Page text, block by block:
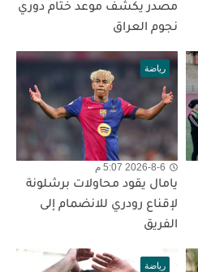
مصدر يكشف موعد ختام دوري
نجوم العراق
رياضة
2026-8-6 5:07 م
يامال يقود محاولات برشلونة
لإقناع رودري للانضمام إلى
الفريق
رياضة